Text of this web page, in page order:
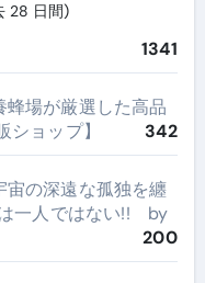
28 日間)
1341
場が厳選した高品
ョップ】
342
の深遠な孤独を纏
一人ではない!! by
200